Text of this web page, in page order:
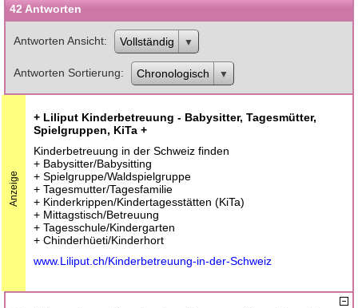
42 Antworten
Antworten Ansicht Vollständig
Antworten Sortierung Chronologisch
Anzeige
+ Liliput Kinderbetreuung - Babysitter, Tagesmütter,
Spielgruppen, KiTa +
Kinderbetreuung in der Schweiz finden
+ Babysitter/Babysitting
+ Spielgruppe/Waldspielgruppe
+ Tagesmutter/Tagesfamilie
+ Kinderkrippen/Kindertagesstätten (KiTa)
+ Mittagstisch/Betreuung
+ Tagesschule/Kindergarten
+ Chinderhüeti/Kinderhort
www.Liliput.ch/Kinderbetreuung-in-der-Schweiz